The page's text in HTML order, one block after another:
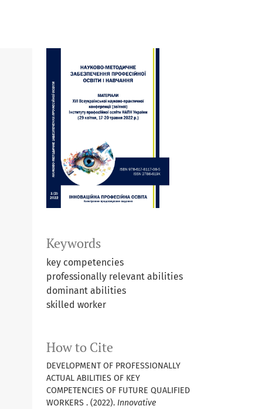
Keywords
key competencies
professionally relevant abilities
dominant abilities
skilled worker
How to Cite
DEVELOPMENT OF PROFESSIONALLY
ACTUAL ABILITIES OF KEY
COMPETENCIES OF FUTURE QUALIFIED
WORKERS . (2022). Innovative